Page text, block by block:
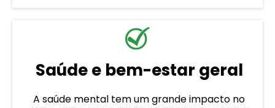
Saúde e bem-estar geral
A saúde mental tem um grande impacto no